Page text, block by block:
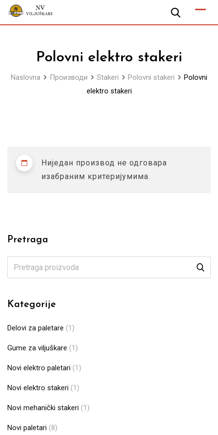
Skip
Polovni elektro stakeri
Naslovna Производи Stakeri Polovni stakeri
Polovni
elektro stakeri
Ниједан производ не одговара
изабраним критеријумима.
Pretraga
Kategorije
Delovi za paletare (1)
Gume za viljuškare (1)
Novi elektro paletari (1)
Novi elektro stakeri (1)
Novi mehanički stakeri (1)
Novi paletari (8)